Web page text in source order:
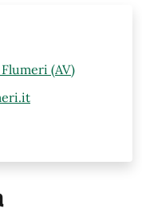
(AV)